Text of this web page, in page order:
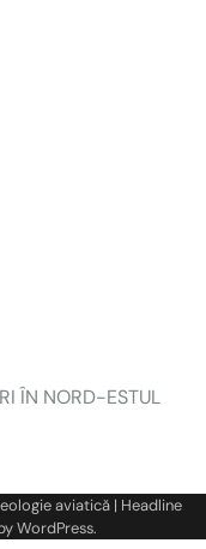
ÎN NORD-ESTUL
aviatică| Headline
WordPress.